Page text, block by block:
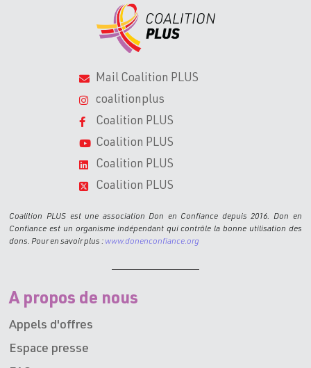
Mail Coalition PLUS
coalitionplus
Coalition PLUS
Coalition PLUS
Coalition PLUS
Coalition PLUS
Coalition PLUS est une association Don en Confiance depuis 2016. Don en
Confiance est un organisme indépendant qui contrôle la bonne utilisation des
dons. Pour en savoir plus : www.donenconfiance.org
A propos de nous
Appels d'offres
Espace presse